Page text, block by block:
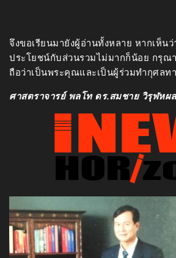
จึงขอเรียนมายังผู้อ่านทั้งหลาย หากเห็นว่
ประโยชน์กับส่วนรวมไม่มากก็น้อย กรุณ
ถือว่าเป็นพระคุณและเป็นผู้ร่วมทำกุศลท
ศาสตราจารย์ พลโท ดร.สมชาย วิรุฬหผล